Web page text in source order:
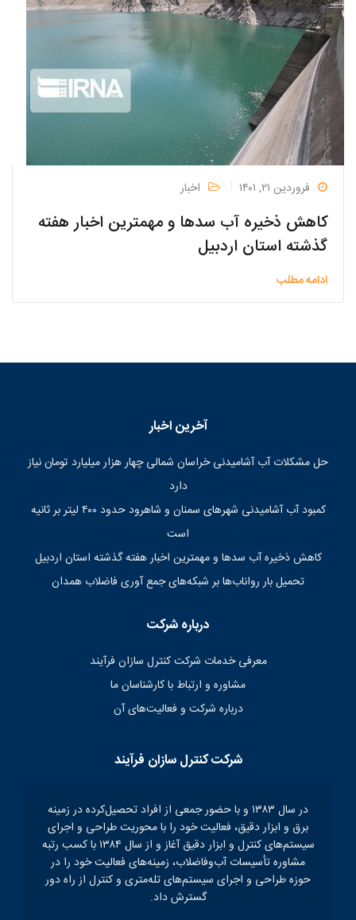
فروردین ۲۱, ۱۴۰۱ اخبار
کاهش ذخیره آب سدها و مهمترین اخبار هفته
گذشته استان اردبیل
ادامه مطلب
آخرین اخبار
حل مشکلات آب آشامیدنی خراسان شمالی چهار هزار میلیارد تومان نیاز
دارد
کمبود آب آشامیدنی شهرهای سمنان و شاهرود حدود ۴۰۰ لیتر بر ثانیه
است
کاهش ذخیره آب سدها و مهمترین اخبار هفته گذشته استان اردبیل
تحمیل بار رواناب‌ها بر شبکه‌های جمع آوری فاضلاب همدان
درباره شرکت
معرفی خدمات شرکت کنترل سازان فرآیند
مشاوره و ارتباط با کارشناسان ما
درباره شرکت و فعالیت‌های آن
شرکت کنترل سازان فرآیند
در سال ۱۳۸۳ و با حضور جمعی از افراد تحصیل‌کرده در زمینه
برق و ابزار دقیق، فعالیت خود را با محوریت طراحی و اجرای
سیستم‌های کنترل و ابزار دقیق آغاز و از سال ۱۳۸۴ با کسب رتبه
مشاوره تأسیسات آب‌و‌فاضلاب، زمینه‌های فعالیت خود را در
حوزه طراحی و اجرای سیستم‌های تله‌متری و کنترل از راه دور
گسترش داد.